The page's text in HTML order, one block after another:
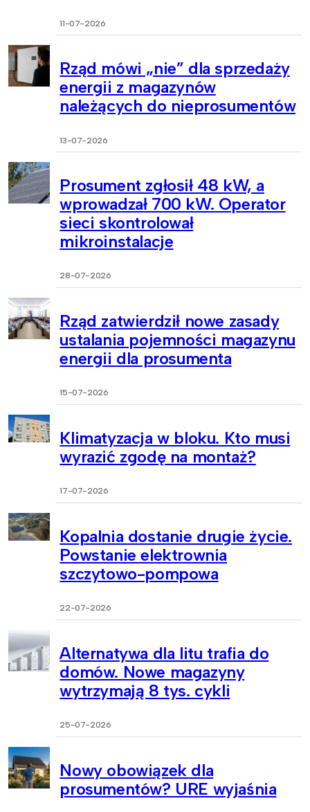
11-07-2026
Rząd mówi „nie” dla sprzedaży
energii z magazynów
należących do nieprosumentów
13-07-2026
Prosument zgłosił 48 kW, a
wprowadzał 700 kW. Operator
sieci skontrolował
mikroinstalacje
28-07-2026
Rząd zatwierdził nowe zasady
ustalania pojemności magazynu
energii dla prosumenta
15-07-2026
Klimatyzacja w bloku. Kto musi
wyrazić zgodę na montaż?
17-07-2026
Kopalnia dostanie drugie życie.
Powstanie elektrownia
szczytowo-pompowa
22-07-2026
Alternatywa dla litu trafia do
domów. Nowe magazyny
wytrzymają 8 tys. cykli
25-07-2026
Nowy obowiązek dla
prosumentów? URE wyjaśnia